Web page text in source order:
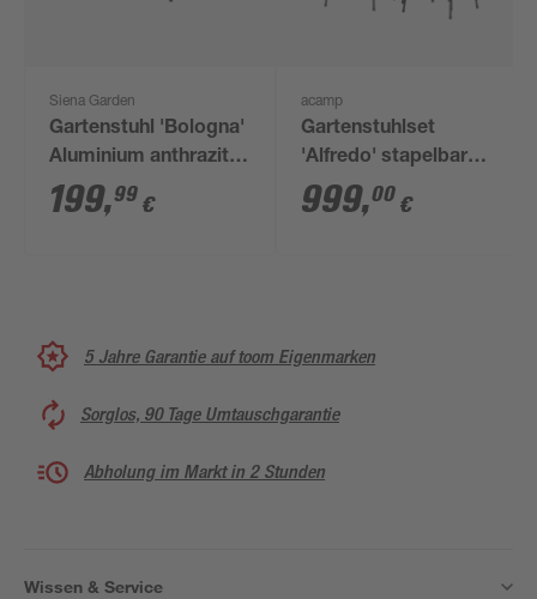
Siena Garden
Gartenstuhl 'Bologna'
Aluminium anthrazit
56,5 x 77 x 77 cm
199,99 €
acamp
Gartenstuhlset
'Alfredo' stapelbar
Metall schwarz 8
Stück
999,00 €
5 Jahre Garantie auf toom Eigenmarken
Sorglos, 90 Tage Umtauschgarantie
Abholung im Markt in 2 Stunden
Wissen & Service